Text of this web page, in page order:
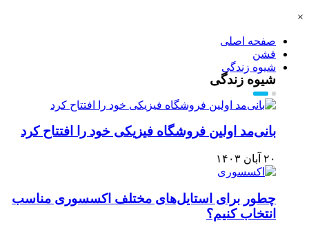
×
صفحه اصلی
فشن
شیوه زندگی
شیوه زندگی
بانی‌مد اولین فروشگاه فیزیکی خود را افتتاح کرد
۲۰ آبان ۱۴۰۳
چطور برای استایل‌های مختلف اکسسوری مناسب
انتخاب کنیم؟